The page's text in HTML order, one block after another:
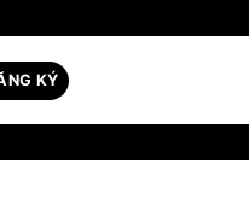
KÝ